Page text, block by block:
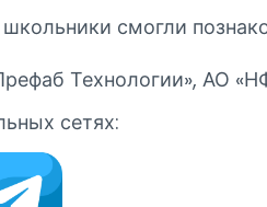
смогли
Технологии», АО
сетях: